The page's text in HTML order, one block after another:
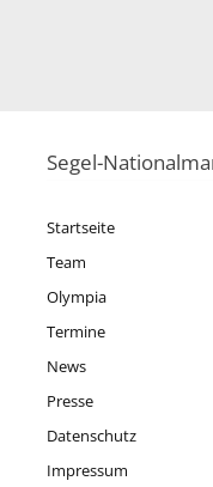
Segel-
Startseite
Team
Olympia
Termine
News
Presse
Datenschutz
Impressum